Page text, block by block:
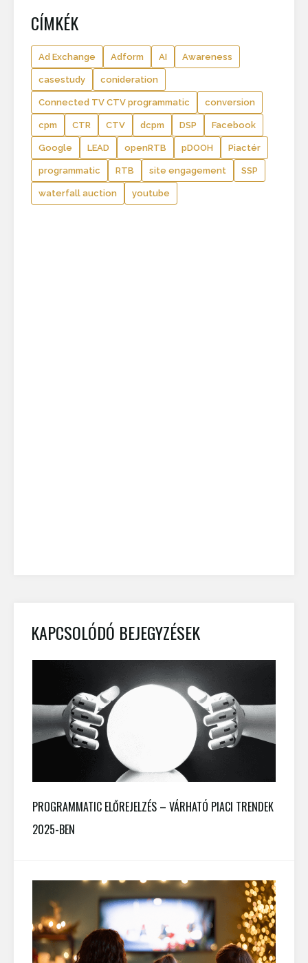
CÍMKÉK
Ad Exchange Adform AI Awareness
casestudy conideration
Connected TV CTV programmatic conversion
cpm CTR CTV dcpm DSP Facebook
Google LEAD openRTB pDOOH Piactér
programmatic RTB site engagement SSP
waterfall auction youtube
KAPCSOLÓDÓ BEJEGYZÉSEK
PROGRAMMATIC ELŐREJELZÉS – VÁRHATÓ PIACI TRENDEK
2025-BEN